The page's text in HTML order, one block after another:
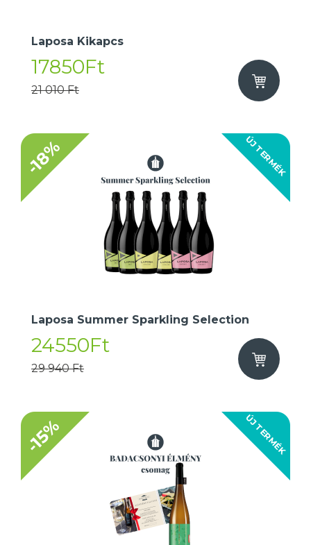
Laposa Kikapcs
17850Ft
21 010 Ft
ÚJ TERMÉK
-18%
Laposa Summer Sparkling Selection
24550Ft
29 940 Ft
ÚJ TERMÉK
-15%